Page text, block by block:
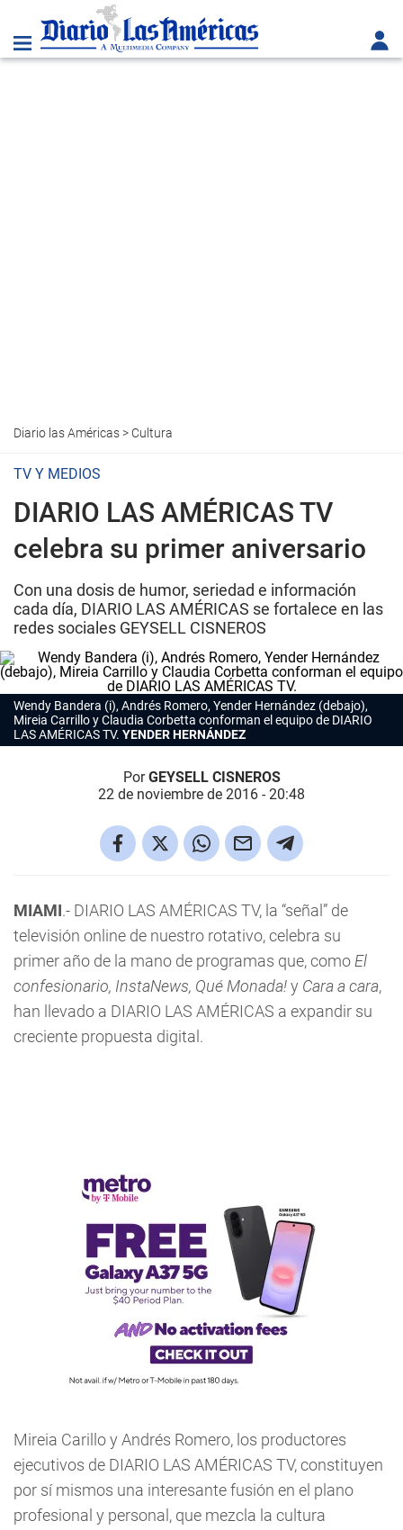
Diario las Américas> Cultura
TV Y MEDIOS
DIARIO LAS AMÉRICAS TV
celebra su primer aniversario
Con una dosis de humor, seriedad e información
cada día, DIARIO LAS AMÉRICAS se fortalece en las
redes sociales GEYSELL CISNEROS
Wendy Bandera (i), Andrés Romero, Yender Hernández (debajo),
Mireia Carrillo y Claudia Corbetta conforman el equipo de DIARIO
LAS AMÉRICAS TV. YENDER HERNÁNDEZ
PorGEYSELL CISNEROS
22 de noviembre de 2016 - 20:48
MIAMI.- DIARIO LAS AMÉRICAS TV, la “señal” de
televisión online de nuestro rotativo, celebra su
primer año de la mano de programas que, como El
confesionario, InstaNews, Qué Monada!y Cara a cara,
han llevado a DIARIO LAS AMÉRICAS a expandir su
creciente propuesta digital.
Mireia Carillo y Andrés Romero, los productores
ejecutivos de DIARIO LAS AMÉRICAS TV, constituyen
por sí mismos una interesante fusión en el plano
profesional y personal, que mezcla la cultura